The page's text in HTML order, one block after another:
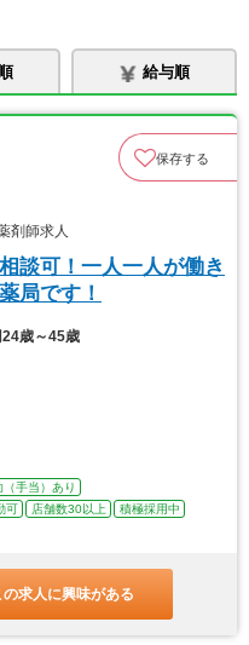
給与順
保存する
剤師求人
談可！一人一人が働き
局です！
24歳～45歳
（手当）あり
可 店舗数30以上
積極採用中
の求人に興味がある